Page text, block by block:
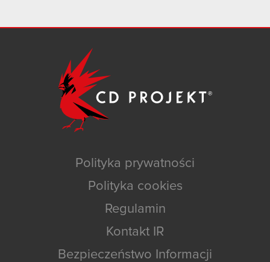
Polityka prywatności
Polityka cookies
Regulamin
Kontakt IR
Bezpieczeństwo Informacji